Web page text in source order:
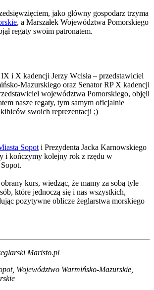
jako główny gospodarz trzyma
, a Marszałek Województwa Pomorskiego
regaty swoim patronatem.
i X kadencji Jerzy Wcisła – przedstawiciel
Mazurskiego oraz Senator RP X kadencji
województwa Pomorskiego, objęli
nasze regaty, tym samym oficjalnie
kibiców swoich reprezentacji ;)
Sopot i Prezydenta Jacka Karnowskiego
i kończymy kolejny rok z rzędu w
kurs, wiedząc, że mamy za sobą tyle
które jednoczą się i nas wszystkich,
pozytywne oblicze żeglarstwa morskiego
Maristo.pl
Województwo Warmińsko-Mazurskie,